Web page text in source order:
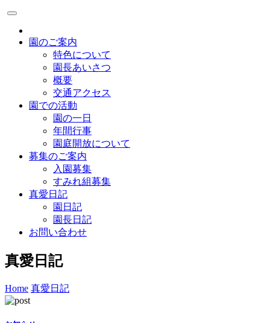
園のご案内
特色について
園長あいさつ
概要
交通アクセス
園での活動
園の一日
年間行事
園庭開放について
募集のご案内
入園募集
すみれ組募集
真愛日記
園日記
園長日記
お問い合わせ
真愛日記
Home 真愛日記